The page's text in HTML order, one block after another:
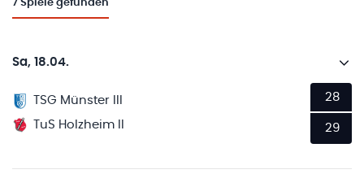
7 Spiele gefunden
Sa, 18.04.
TSG Münster III
TuS Holzheim II
28
29